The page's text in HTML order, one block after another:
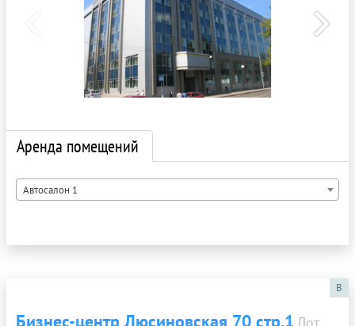
Аренда помещений
Автосалон 1
B
Бизнес-центр Люсиновская 70 стр.1 Лот